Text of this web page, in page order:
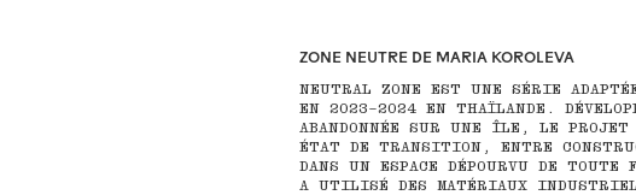
ZONE NEUTRE DE MARIA KOROLEVA
NEUTRAL ZONE EST UNE SÉRIE
EN 2023–2024 EN THAÏLANDE.
ABANDONNÉE SUR UNE ÎLE, LE PROJET
ÉTAT DE TRANSITION, ENTRE
DANS UN ESPACE DÉPOURVU DE
A UTILISÉ DES MATÉRIAUX